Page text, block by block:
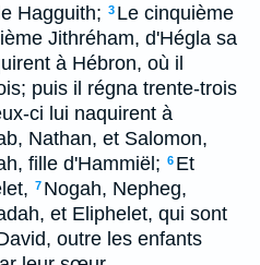
Hagguith; 3 Le cinquième
Jithréham, d'Hégla sa
à Hébron, où il
puis il régna trente-trois
ci lui naquirent à
Nathan, et Salomon,
fille d'Hammiël; 6 Et
7 Nogah, Nepheg,
et Eliphelet, qui sont
outre les enfants